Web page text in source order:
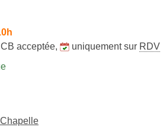
CB acceptée, uniquement sur RDV